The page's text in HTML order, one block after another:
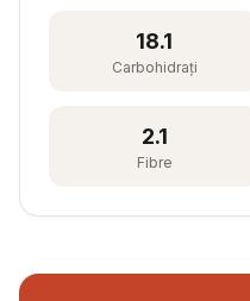
18.1
Carbohidrați
2.1
Fibre